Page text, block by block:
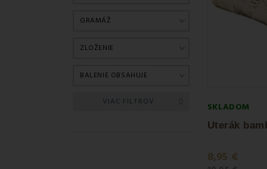
GRAMÁŽ
ZLOŽENIE
BALENIE OBSAHUJE
VIAC FILTROV SKLADOM
8,95 €